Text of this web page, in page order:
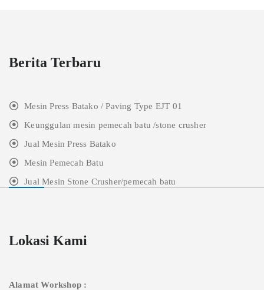
Berita Terbaru
Mesin Press Batako / Paving Type EJT 01
Keunggulan mesin pemecah batu /stone crusher
Jual Mesin Press Batako
Mesin Pemecah Batu
Jual Mesin Stone Crusher/pemecah batu
Lokasi Kami
Alamat Workshop :